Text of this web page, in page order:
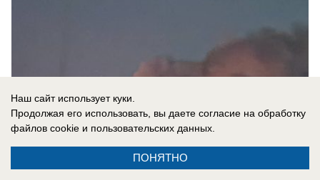
Наш сайт использует куки.
Продолжая его использовать, вы даете согласие на обработку
файлов cookie и пользовательских данных.
ПОНЯТНО